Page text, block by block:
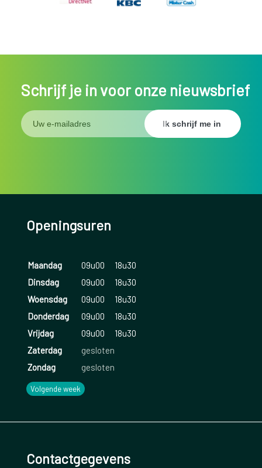
Schrijf je in voor onze nieuwsbrief
Openingsuren
Maandag 09u00
18u30
Dinsdag
09u00
18u30
Woensdag
09u00
18u30
Donderdag
09u00
18u30
Vrijdag
09u00
18u30
Zaterdag
gesloten
Zondag
gesloten
Volgende week
Contactgegevens